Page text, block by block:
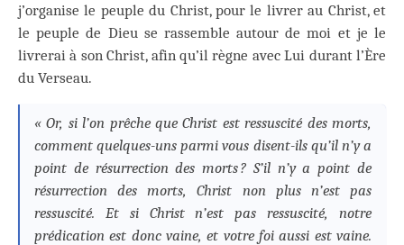
j’organise le peuple du Christ, pour le livrer au Christ, et
le peuple de Dieu se rassemble autour de moi et je le
livrerai à son Christ, afin qu’il règne avec Lui durant l’Ère
du Verseau.
« Or, si l’on prêche que Christ est ressuscité des morts,
comment quelques-uns parmi vous disent-ils qu’il n’y a
point de résurrection des morts ? S’il n’y a point de
résurrection des morts, Christ non plus n’est pas
ressuscité. Et si Christ n’est pas ressuscité, notre
prédication est donc vaine, et votre foi aussi est vaine.